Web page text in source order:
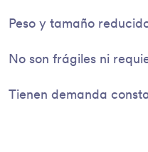
Peso y tamaño
No son frágiles ni
Tienen demanda